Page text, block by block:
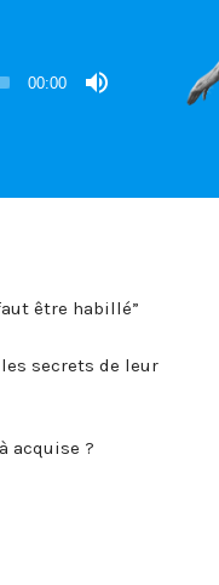
00:00
être habillé”
secrets de leur
acquise ?